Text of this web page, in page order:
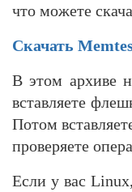
что можете
Скачать
В этом архиве
вставляете
Потом
проверяете
Если у вас